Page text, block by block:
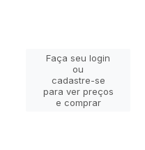
Faça seu login
ou
cadastre-se
para ver preços
e comprar